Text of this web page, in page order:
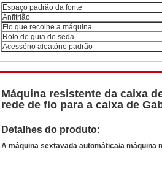
Espaço padrão da fonte
Anfitrião
Fio que recolhe a máquina
Rolo de guia de seda
Acessório aleatório padrão
Máquina resistente da caixa
rede de fio para a caixa de
Detalhes do produto:
A máquina sextavada automática/a máquina